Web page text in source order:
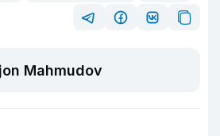
Mahmudov